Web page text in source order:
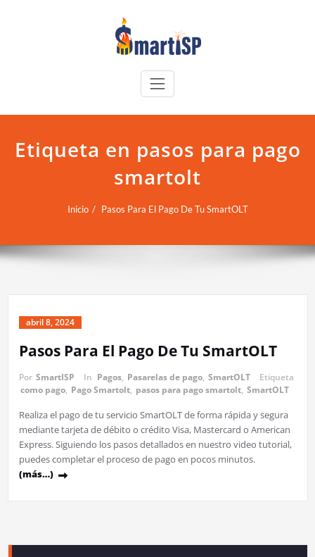
Etiqueta en pasos para pago
smartolt
Inicio Pasos Para El Pago De Tu SmartOLT
abril 8, 2024
Pasos Para El Pago De Tu SmartOLT
Por SmartISP In Pagos, Pasarelas de pago, SmartOLT
Etiqueta
como pago, Pago Smartolt, pasos para pago smartolt, SmartOLT
Realiza el pago de tu servicio SmartOLT de forma rápida y segura
mediante tarjeta de débito o crédito Visa, Mastercard o American
Express. Siguiendo los pasos detallados en nuestro video tutorial,
puedes completar el proceso de pago en pocos minutos.
(más…)